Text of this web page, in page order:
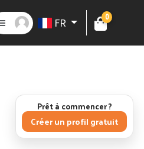
FR 0
Prêt à commencer ?
Créer un profil gratuit